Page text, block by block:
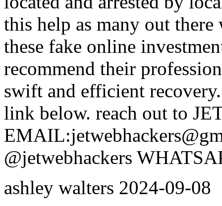
this help as many out
these fake online
recommend their
swift and efficient
link below. reach out to
@jetwebhackers
ashley walters 2024-09-08